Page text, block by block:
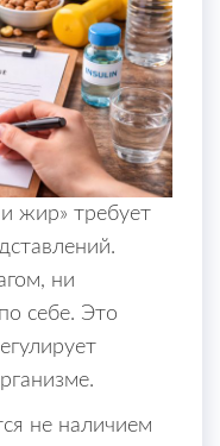
жир» требует
ни
себе. Это
не наличием